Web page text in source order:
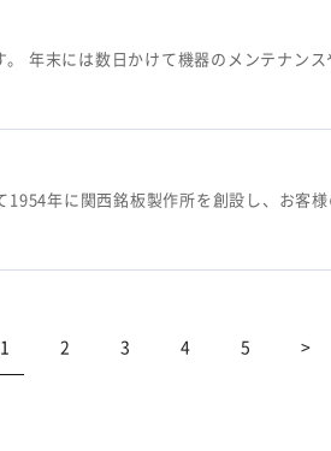
年末には数日かけて機器のメンテナン
年に関西銘板製作所を創設し、お客
1 2 3 4 5 >